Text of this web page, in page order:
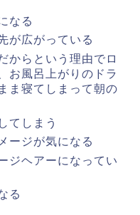
なる
が広がっている
からという理由でロ
お風呂上がりのドラ
ま寝てしまって朝の
てしまう
ージが気になる
ジヘアーになってい
る